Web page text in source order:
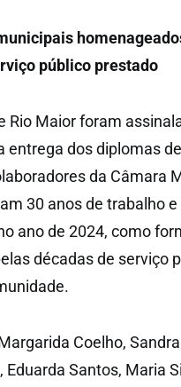
público prestado
Rio Maior foram
entrega dos diplomas
da Câmara
30 anos de trabalho e
ano de 2024, como
décadas de serviço
Coelho,
Eduarda Santos, Maria